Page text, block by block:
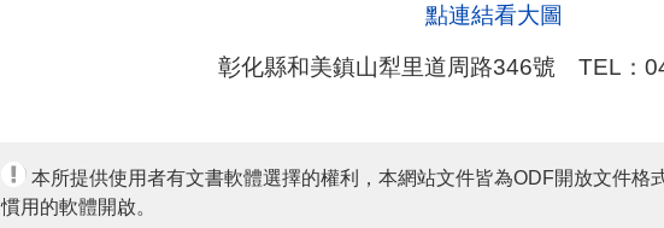
點連結看大圖
彰化縣和美鎮山犁里道周路346號 TEL：
本所提供使用者有文書軟體選擇的權利，本網站文件皆為ODF開放文件格
慣用的軟體開啟。